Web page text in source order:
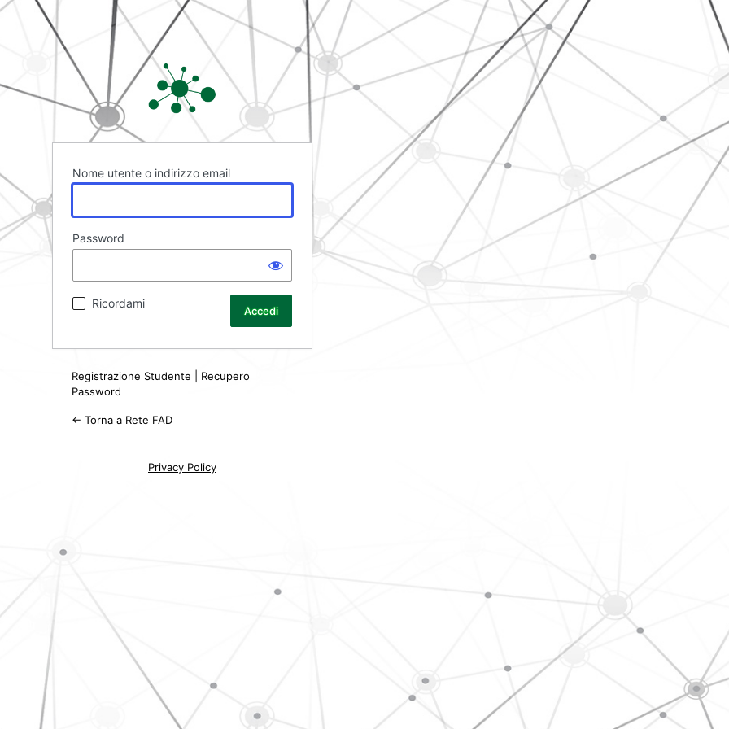
Rete FAD
Nome utente o indirizzo email
Password
Ricordami
Registrazione Studente
Recupero
Password
← Torna a Rete FAD
Privacy Policy